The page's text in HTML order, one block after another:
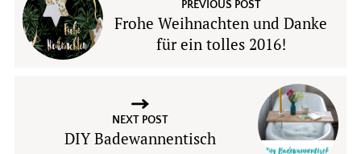
PREVIOUS POST
Frohe Weihnachten und Danke
für ein tolles 2016!
NEXT POST
DIY Badewannentisch